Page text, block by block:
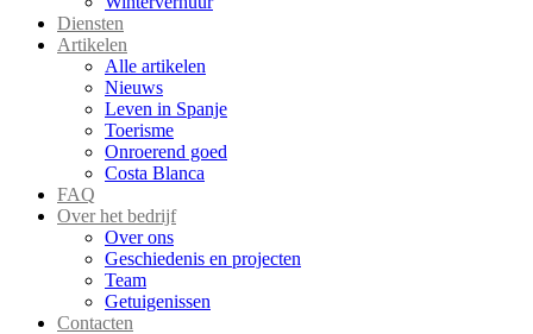
Diensten
Artikelen
Alle artikelen
Nieuws
Leven in Spanje
Toerisme
Onroerend goed
Costa Blanca
FAQ
Over het bedrijf
Over ons
Geschiedenis en projecten
Team
Getuigenissen
Contacten